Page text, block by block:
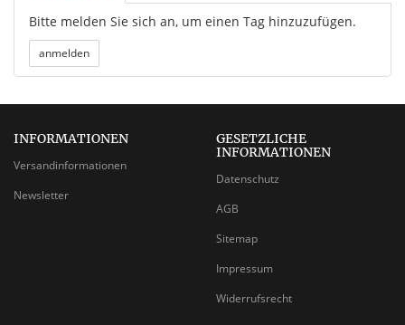
Bitte melden Sie sich an, um einen Tag hinzuzufügen.
INFORMATIONEN
Versandinformationen
Newsletter
GESETZLICHE
INFORMATIONEN
Datenschutz
AGB
Sitemap
Impressum
Widerrufsrecht